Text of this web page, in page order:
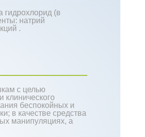
гидрохлорид (в
натрий
.
с целью
клинического
беспокойных и
в качестве средства
манипуляциях, а